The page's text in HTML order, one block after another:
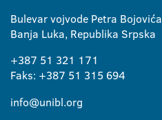
Bulevar vojvode Petra Bojovića
Banja Luka, Republika Srpska
+387 51 321 171
Faks: +387 51 315 694
info@unibl.org